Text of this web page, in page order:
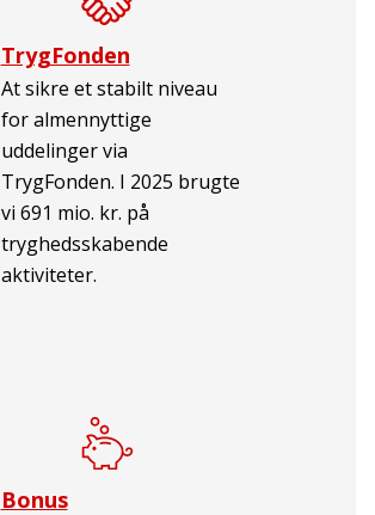
TrygFonden
At sikre et stabilt niveau
for almennyttige
uddelinger via
TrygFonden. I 2025 brugte
vi 691 mio. kr. på
tryghedsskabende
aktiviteter.
Bonus